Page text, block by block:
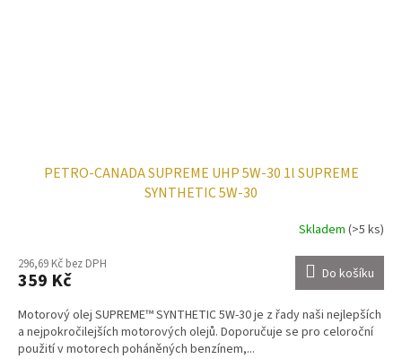
PETRO-CANADA SUPREME UHP 5W-30 1l SUPREME
SYNTHETIC 5W-30
Skladem (>5 ks)
296,69 Kč bez DPH
359 Kč Do košíku
Motorový olej SUPREME™ SYNTHETIC 5W-30 je z řady naši nejlepších
a nejpokročilejších motorových olejů. Doporučuje se pro celoroční
použití v motorech poháněných benzínem,...